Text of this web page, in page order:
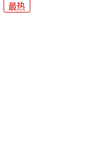
最热